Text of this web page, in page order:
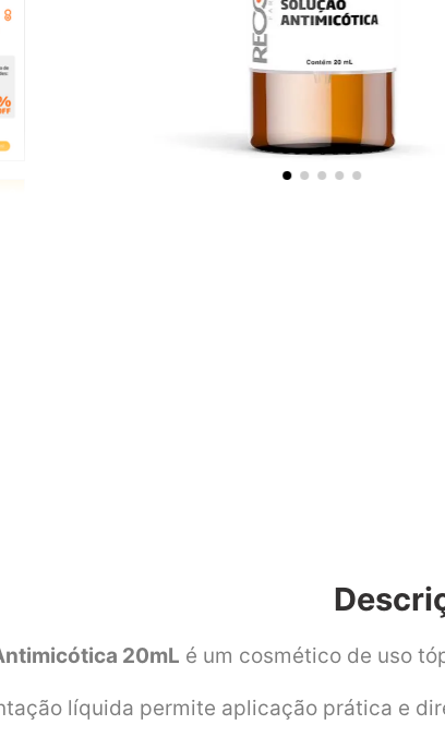
20mL é um cosmético de uso
líquida permite aplicação prática e